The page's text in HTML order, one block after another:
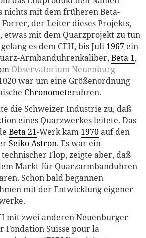
nichts mit dem früheren Beta-
der Leiter dieses Projekts,
etwas mit dem Quarzprojekt zu tun
es dem CEH, bis Juli 1967 ein
Armbanduhrenkaliber, Beta 1,
Observatorium Neuenburg
war um eine Größenordnung
Chronometeruhren.
die Schweizer Industrie zu, daß
eines Quarzwerkes leitete. Das
Beta 21-Werk kam 1970auf den
Seiko Astron. Es war ein
Flop, zeigte aber, daß
Markt für Quarzarmbanduhren
Schon bald begannen
mit der Entwicklung eigener
mit zwei anderen Neuenburger
Suisse pour la